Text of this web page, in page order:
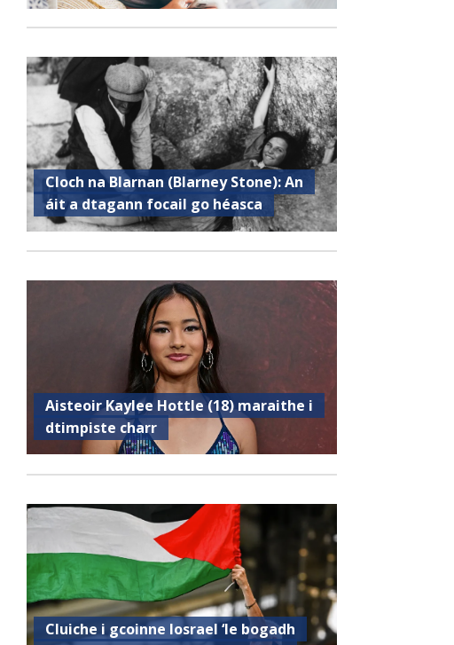
Cloch na Blarnan (Blarney Stone): An
áit a dtagann focail go héasca
Aisteoir Kaylee Hottle (18) maraithe i
dtimpiste charr
Cluiche i gcoinne Iosrael ‘le bogadh